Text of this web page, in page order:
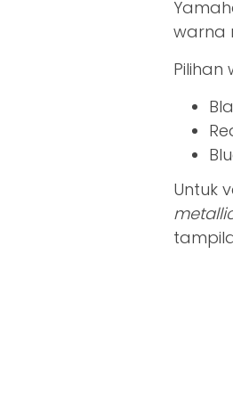
warna
Untuk